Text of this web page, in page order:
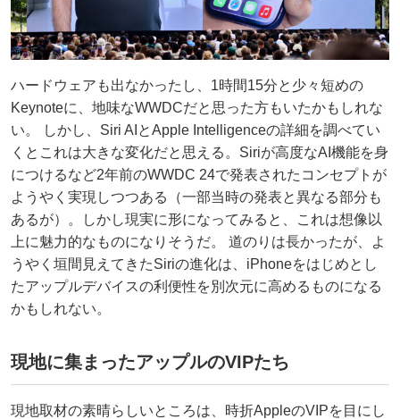
ハードウェアも出なかったし、1時間15分と少々短めの
Keynoteに、地味なWWDCだと思った方もいたかもしれな
い。 しかし、Siri AIとApple Intelligenceの詳細を調べてい
くとこれは大きな変化だと思える。Siriが高度なAI機能を身
につけるなど2年前のWWDC 24で発表されたコンセプトが
ようやく実現しつつある（一部当時の発表と異なる部分も
あるが）。しかし現実に形になってみると、これは想像以
上に魅力的なものになりそうだ。 道のりは長かったが、よ
うやく垣間見えてきたSiriの進化は、iPhoneをはじめとし
たアップルデバイスの利便性を別次元に高めるものになる
かもしれない。
現地に集まったアップルのVIPたち
現地取材の素晴らしいところは、時折AppleのVIPを目にし